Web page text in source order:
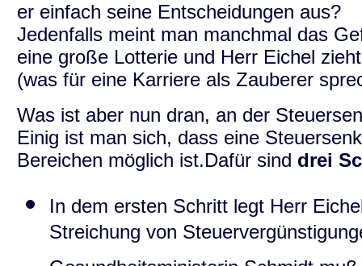
er einfach seine Entscheidungen aus?
Jedenfalls meint man manchmal das
eine große Lotterie und Herr Eichel
(was für eine Karriere als Zauberer
Was ist aber nun dran, an der
Einig ist man sich, dass eine
Bereichen möglich ist.Dafür sind drei
In dem ersten Schritt legt Herr
Streichung von